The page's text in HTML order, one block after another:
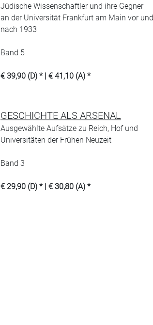
Jüdische Wissenschaftler und ihre Gegner
an der Universität Frankfurt am Main vor und
nach 1933
Band 5
€ 39,90 (D) * | € 41,10 (A) *
GESCHICHTE ALS ARSENAL
Ausgewählte Aufsätze zu Reich, Hof und
Universitäten der Frühen Neuzeit
Band 3
€ 29,90 (D) * | € 30,80 (A) *